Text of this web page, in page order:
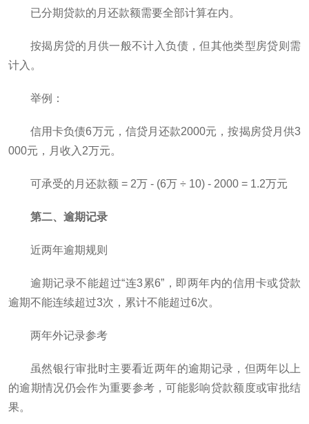
已分期贷款的月还款额需要全部计算在内。
按揭房贷的月供一般不计入负债，但其他类型房贷则需
计入。
举例：
信用卡负债6万元，信贷月还款2000元，按揭房贷月供3
000元，月收入2万元。
可承受的月还款额 = 2万 - (6万 ÷ 10) - 2000 = 1.2万元
第二、逾期记录
近两年逾期规则
逾期记录不能超过“连3累6”，即两年内的信用卡或贷款
逾期不能连续超过3次，累计不能超过6次。
两年外记录参考
虽然银行审批时主要看近两年的逾期记录，但两年以上
的逾期情况仍会作为重要参考，可能影响贷款额度或审批结
果。